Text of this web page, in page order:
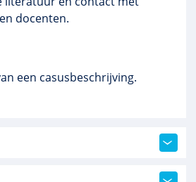
docenten.
een casusbeschrijving.